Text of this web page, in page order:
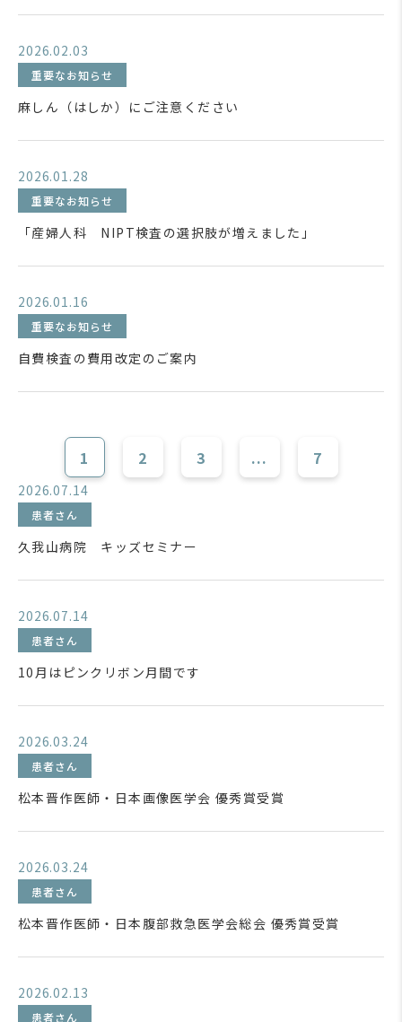
2026.02.03
重要なお知らせ
麻しん（はしか）にご注意ください
2026.01.28
重要なお知らせ
「産婦人科 NIPT検査の選択肢が増えました」
2026.01.16
重要なお知らせ
自費検査の費用改定のご案内
1 2 3 ... 7
2026.07.14
患者さん
久我山病院 キッズセミナー
2026.07.14
患者さん
10月はピンクリボン月間です
2026.03.24
患者さん
松本晋作医師・日本画像医学会 優秀賞受賞
2026.03.24
患者さん
松本晋作医師・日本腹部救急医学会総会 優秀賞受賞
2026.02.13
患者さん